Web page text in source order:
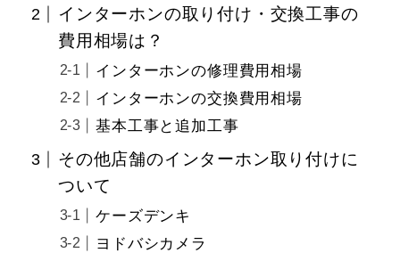
インターホンの取り付け・交換工事の
費用相場は？
インターホンの修理費用相場
インターホンの交換費用相場
基本工事と追加工事
その他店舗のインターホン取り付けに
ついて
ケーズデンキ
ヨドバシカメラ